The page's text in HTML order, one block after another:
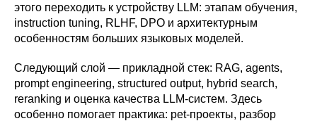
этого переходить к устройству LLM: этапам обучения,
instruction tuning, RLHF, DPO и архитектурным
особенностям больших языковых моделей.
Следующий слой — прикладной стек: RAG, agents,
prompt engineering, structured output, hybrid search,
reranking и оценка качества LLM-систем. Здесь
особенно помогает практика: pet-проекты, разбор